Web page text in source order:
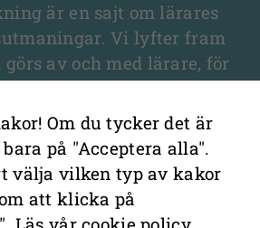
är en sajt om lärares
Vi lyfter fram
av och med lärare, för
fördjupar olika aspekter
och elevernas
Om du tycker det är
på "Acceptera alla".
välja vilken typ av kakor
att klicka på
Upplevelse
För att vår
webbplats
så bra som
möjligt under
ditt besök.
Om du nekar
de här